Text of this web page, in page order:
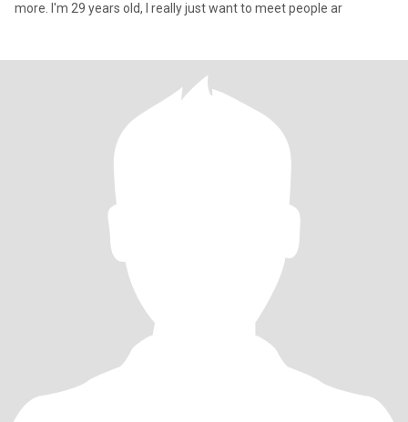
more. I'm 29 years old, I really just want to meet people ar